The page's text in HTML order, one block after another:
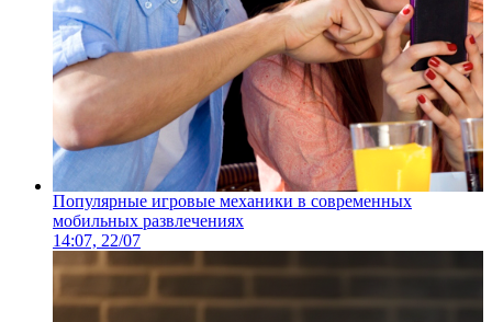
Популярные игровые механики в современных
мобильных развлечениях
14:07, 22/07